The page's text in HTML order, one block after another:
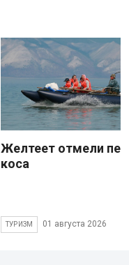
Желтеет отмели
коса
ТУРИЗМ 01 августа 2026